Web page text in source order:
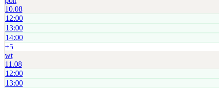
10.08
12:00
13:00
14:00
+5
wt
11.08
12:00
13:00